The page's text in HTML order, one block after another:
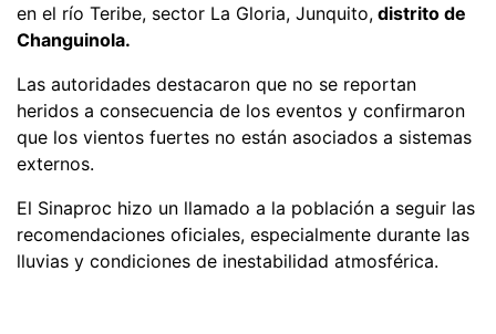
en el río Teribe, sector La Gloria, Junquito, distrito de
Changuinola.
Las autoridades destacaron que no se reportan
heridos a consecuencia de los eventos y confirmaron
que los vientos fuertes no están asociados a sistemas
externos.
El Sinaproc hizo un llamado a la población a seguir las
recomendaciones oficiales, especialmente durante las
lluvias y condiciones de inestabilidad atmosférica.